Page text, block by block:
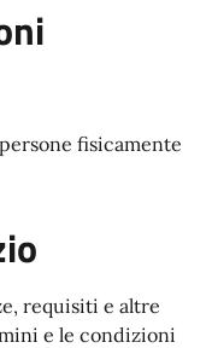
fisicamente
requisiti e altre
e le condizioni